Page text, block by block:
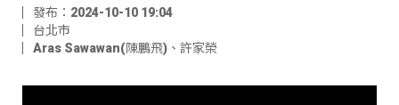
發布：2024-10-10 19:04
台北市
Aras Sawawan(陳鵬飛) 、 許家榮